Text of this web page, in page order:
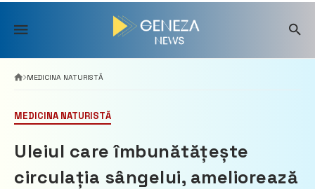
Skip
content
MEDICINA NATURISTĂ
MEDICINA NATURISTĂ
Uleiul care îmbunătățește
circulația sângelui, ameliorează